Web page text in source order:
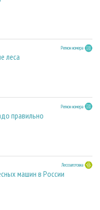
Регион номера
леса
Регион номера
правильно
Лесозаготовка
машин в России